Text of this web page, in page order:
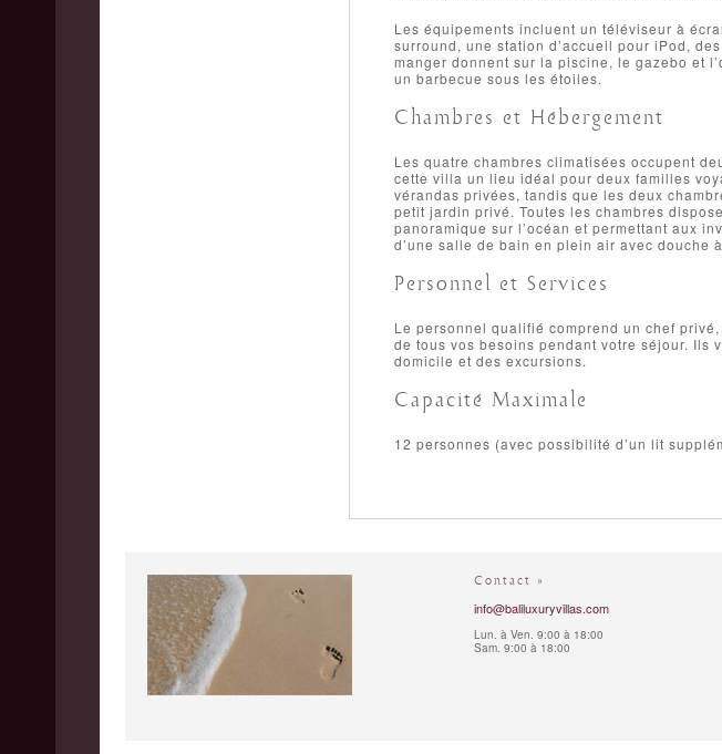
Les équipements incluent un téléviseur à
surround, une station d’accueil pour iPod,
manger donnent sur la piscine, le gazebo et
un barbecue sous les étoiles.
Chambres et Hébergement
Les quatre chambres climatisées occupent
cette villa un lieu idéal pour deux familles
vérandas privées, tandis que les deux
petit jardin privé. Toutes les chambres
panoramique sur l’océan et permettant aux
d’une salle de bain en plein air avec douche
Personnel et Services
Le personnel qualifié comprend un chef
de tous vos besoins pendant votre séjour. Ils
domicile et des excursions.
Capacité Maximale
12 personnes (avec possibilité d’un lit
Contact »
info@baliluxuryvillas.com
Lun. à Ven. 9:00 à 18:00
Sam. 9:00 à 18:00